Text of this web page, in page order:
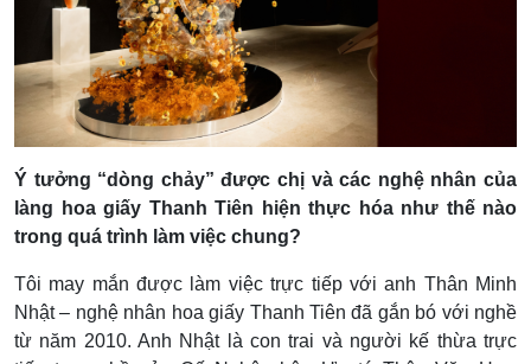
Ý tưởng “dòng chảy” được chị và các nghệ nhân của
làng hoa giấy Thanh Tiên hiện thực hóa như thế nào
trong quá trình làm việc chung?
Tôi may mắn được làm việc trực tiếp với anh Thân Minh
Nhật – nghệ nhân hoa giấy Thanh Tiên đã gắn bó với nghề
từ năm 2010. Anh Nhật là con trai và người kế thừa trực